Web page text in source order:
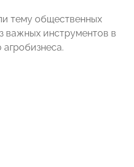
тему общественных
важных инструментов в